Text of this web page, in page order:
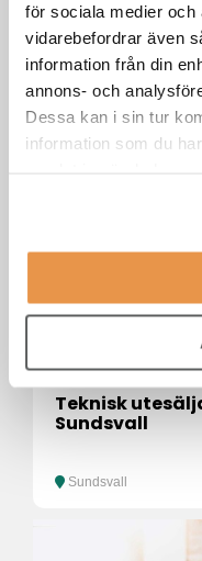
för sociala medier
vidarebefordrar även
information från din
annons- och
Dessa kan i sin tur
information som du
Senior
Jungheinrich
Östersund
Teknisk
Sundsvall
Sundsvall